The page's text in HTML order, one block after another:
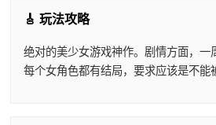
🎸 玩法攻略
绝对的美少女游戏神作。剧情方面，
每个女角色都有结局，要求应该是不能